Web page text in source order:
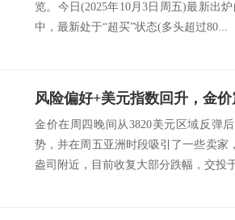
览。今日(2025年10月3日周五)最新出
中，最新处于“超买”状态(多头超过80...
金价在周四晚间从3820美元区域反弹
势，并在周五亚洲时段吸引了一些卖家
盎司附近，目前收复大部分跌幅，交投